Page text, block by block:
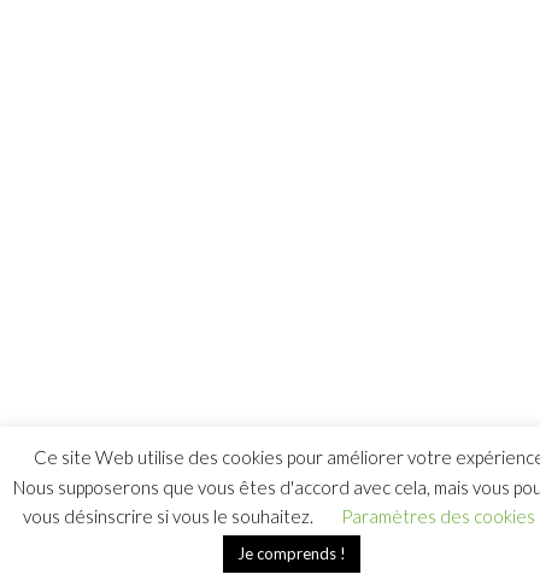
Ce site Web utilise des cookies pour améliorer votre
Nous supposerons que vous êtes d'accord avec cela, mais vous
vous désinscrire si vous le souhaitez.
Paramètres des cookies
Je comprends !